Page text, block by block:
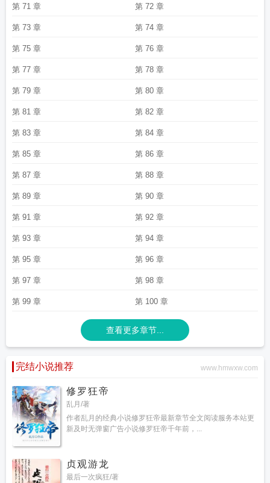
第 71 章 第 72 章
第 73 章 第 74 章
第 75 章 第 76 章
第 77 章 第 78 章
第 79 章 第 80 章
第 81 章 第 82 章
第 83 章 第 84 章
第 85 章 第 86 章
第 87 章 第 88 章
第 89 章 第 90 章
第 91 章 第 92 章
第 93 章 第 94 章
第 95 章 第 96 章
第 97 章 第 98 章
第 99 章 第 100 章
查看更多章节...
完结小说推荐 www.hmwxw.com
修罗狂帝
乱月/著
作者乱月的经典小说修罗狂帝最新章节全文阅读服务本站更
新及时无弹窗广告小说修罗狂帝千年前，...
贞观游龙
最后一次疯狂/著